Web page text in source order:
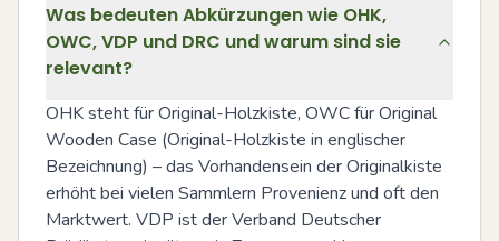
Was bedeuten Abkürzungen wie OHK,
OWC, VDP und DRC und warum sind sie
relevant?
OHK steht für Original-Holzkiste, OWC für Original
Wooden Case (Original-Holzkiste in englischer
Bezeichnung) – das Vorhandensein der Originalkiste
erhöht bei vielen Sammlern Provenienz und oft den
Marktwert. VDP ist der Verband Deutscher